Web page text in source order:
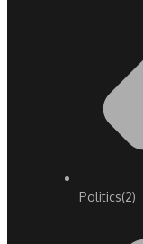
Politics(2)